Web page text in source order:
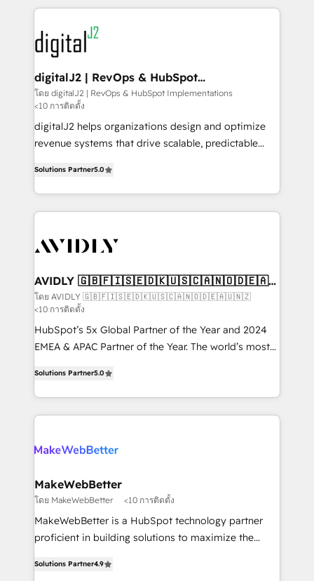
www.onthefuze.com/hubspot-admin Contact us to
learn more!
digital agency and an integrator. With over 115
experts in marketing automation, growth, revops,
CRM and webdesign (We focus on EMEA - USA
customers).
digitalJ2 | RevOps & HubSpot
Implementations
โดย digitalJ2 | RevOps & HubSpot Implementations
<10 การติดตั้ง
digitalJ2 helps organizations design and optimize
revenue systems that drive scalable, predictable
Partner, we specialize in both strategic RevOps
planning and hands-on technical execution - building
the operational foundation companies need to
Healthcare - Financial Services - Managed IT (MSP) -
we help: ✔️ Full HubSpot implementations and portal
optimization ✔️ Data migrations, CRM architecture,
and reporting foundations ✔️ Custom integrations
and workflow automation ✔️ User adoption
programs, training, and enablement Through project-
partnerships, we guide organizations through the
revenue maturity model - delivering the right
improvements at the right time so operations
grows.
Solutions Partner5.0
AVIDLY 🇬🇧🇫🇮🇸🇪🇩🇰🇺🇸🇨🇦🇳🇴🇩🇪🇦🇺
🇳🇿
โดย AVIDLY 🇬🇧🇫🇮🇸🇪🇩🇰🇺🇸🇨🇦🇳🇴🇩🇪🇦🇺🇳🇿
<10 การติดตั้ง
HubSpot’s 5x Global Partner of the Year and 2024
EMEA & APAC Partner of the Year. The world’s most
and 370+ specialists across EMEA, APAC and NAM,
we de-risk complex CRM programmes and
multi-region migrations to AI-powered automation,
scale. 🏆 HubSpot’s CEO called us “the partner of the
future.” Others agree it is proof of trust built through
measurable impact.
Solutions Partner5.0
MakeWebBetter
โดย MakeWebBetter <10 การติดตั้ง
MakeWebBetter is a HubSpot technology partner
proficient in building solutions to maximize the
growing tech-enabler & facilitator, MakeWebBetter,
Solutions Partner4.9